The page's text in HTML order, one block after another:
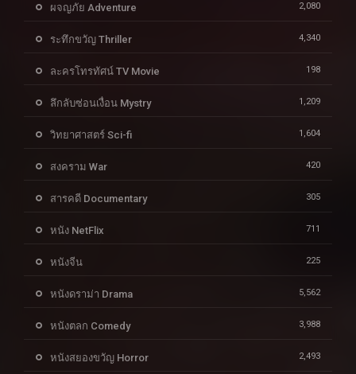
ผจญภัย Adventure 2,080
ระทึกขวัญ Thriller 4,340
ละครโทรทัศน์ TV Movie 198
ลึกลับซ่อนเงื่อน Mystry 1,209
วิทยาศาสตร์ Sci-fi 1,604
สงคราม War 420
สารคดี Documentary 305
หนัง NetFlix 711
หนังจีน 225
หนังดราม่า Drama 5,562
หนังตลก Comedy 3,988
หนังสยองขวัญ Horror 2,493